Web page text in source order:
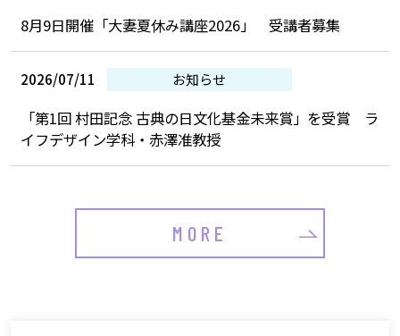
8月9日開催「大妻夏休み講座2026」 受講者募集
2026/07/11 お知らせ
「第1回 村田記念 古典の日文化基金未来賞」を受賞 ラ
イフデザイン学科・赤澤准教授
MORE